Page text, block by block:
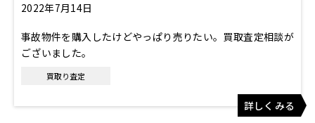
2022年7月14日
事故物件を購入したけどやっぱり売りたい。買取査定相談が
ございました。
買取り査定
詳しくみる